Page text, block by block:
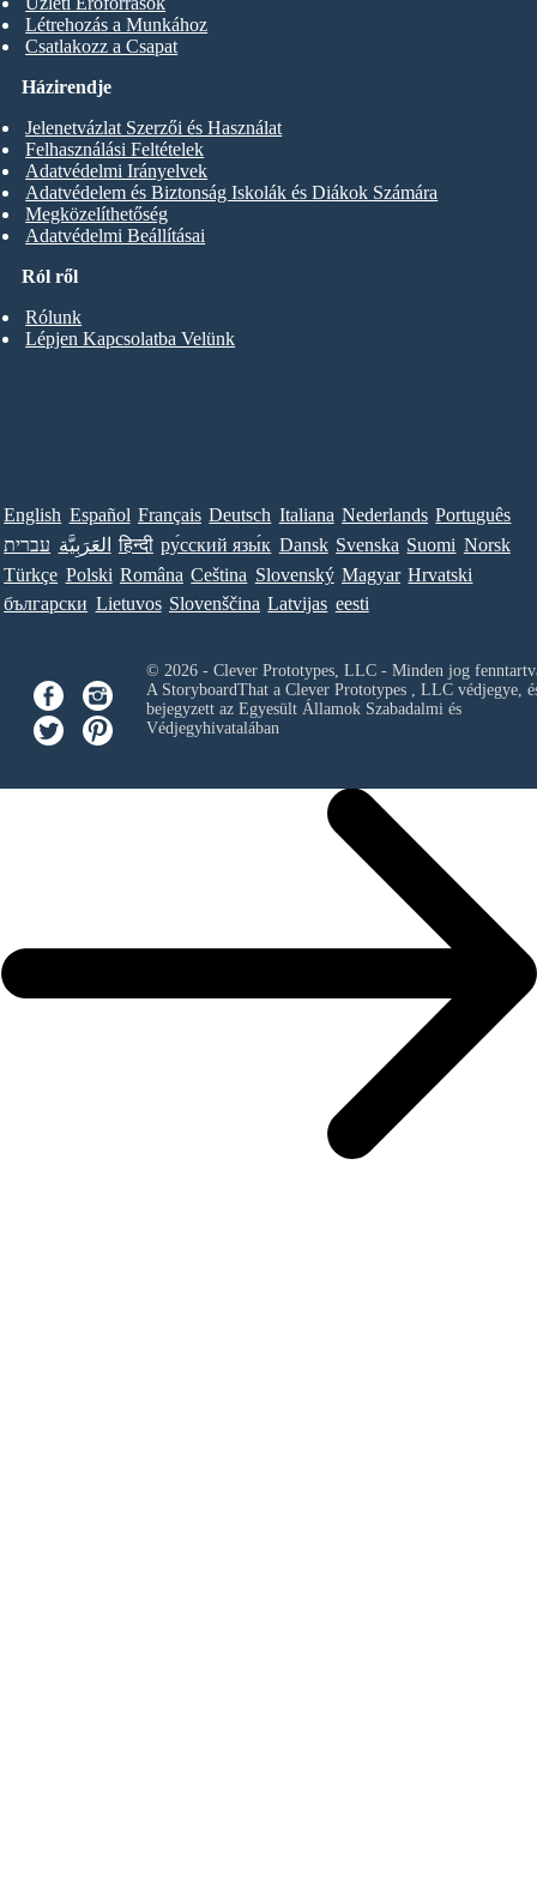
Létrehozás a Munkához
Csatlakozz a Csapat
Ról ről
Rólunk
Lépjen Kapcsolatba Velünk
Házirendje
Jelenetvázlat Szerzői és Használat
Felhasználási Feltételek
Adatvédelmi Irányelvek
Adatvédelem és Biztonság Iskolák és Diákok Számára
Megközelíthetőség
Adatvédelmi Beállításai
English Español Français Deutsch Italiana Nederlands Português
עברית العَرَبِيَّة हिन्दी ру́сский язы́к Dansk Svenska Suomi Norsk
Türkçe Polski Româna Ceština Slovenský Magyar Hrvatski
български Lietuvos Slovenščina Latvijas eesti
© 2026 - Clever Prototypes, LLC - Minden jog
A StoryboardThat a Clever Prototypes , LLCvédjegye,
bejegyzett az Egyesült Államok Szabadalmi és
Védjegyhivatalában